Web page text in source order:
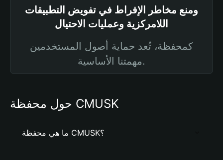
ومنع مخاطر الإفراط في تفويض التطبيقات
اللامركزية وعمليات الاحتيال
كمحفظة، تُعد حماية أصول المستخدمين
مهمتنا الأساسية.
حول محفظة CMUSK
ما هي محفظة CMUSK؟